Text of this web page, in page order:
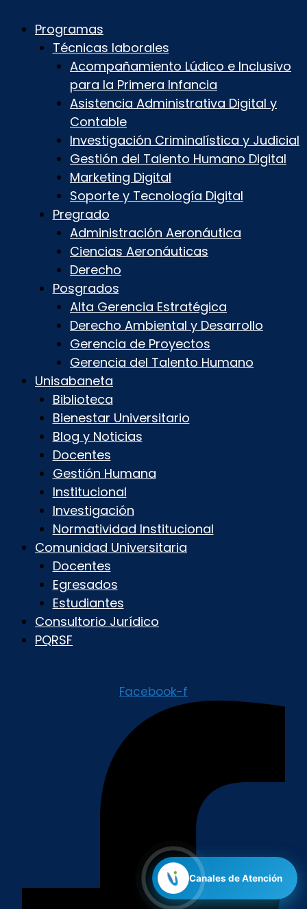
Canales de Atención
Programas
Técnicas laborales
Acompañamiento Lúdico e Inclusivo
para la Primera Infancia
Asistencia Administrativa Digital y
Contable
Investigación Criminalística y Judicial
Gestión del Talento Humano Digital
Marketing Digital
Soporte y Tecnología Digital
Pregrado
Administración Aeronáutica
Ciencias Aeronáuticas
Derecho
Posgrados
Alta Gerencia Estratégica
Derecho Ambiental y Desarrollo
Gerencia de Proyectos
Gerencia del Talento Humano
Unisabaneta
Biblioteca
Bienestar Universitario
Blog y Noticias
Docentes
Gestión Humana
Institucional
Investigación
Normatividad Institucional
Comunidad Universitaria
Docentes
Egresados
Estudiantes
Consultorio Jurídico
PQRSF
Facebook-f